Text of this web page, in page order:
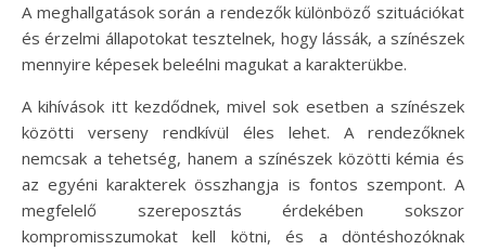
A meghallgatások során a rendezők különböző szituációkat
és érzelmi állapotokat tesztelnek, hogy lássák, a színészek
mennyire képesek beleélni magukat a karakterükbe.
A kihívások itt kezdődnek, mivel sok esetben a színészek
közötti verseny rendkívül éles lehet. A rendezőknek
nemcsak a tehetség, hanem a színészek közötti kémia és
az egyéni karakterek összhangja is fontos szempont. A
megfelelő szereposztás érdekében sokszor
kompromisszumokat kell kötni, és a döntéshozóknak